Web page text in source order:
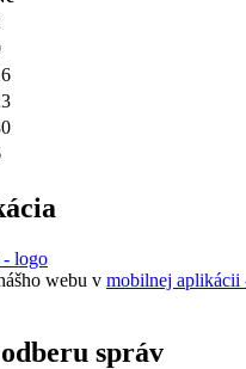
webu v mobilnej aplikácii
správ